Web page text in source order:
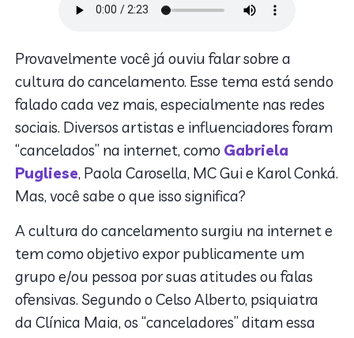
Provavelmente você já ouviu falar sobre a
cultura do cancelamento. Esse tema está sendo
falado cada vez mais, especialmente nas redes
sociais. Diversos artistas e influenciadores foram
“cancelados” na internet, como Gabriela
Pugliese, Paola Carosella, MC Gui e Karol Conká.
Mas, você sabe o que isso significa?
A cultura do cancelamento surgiu na internet e
tem como objetivo expor publicamente um
grupo e/ou pessoa por suas atitudes ou falas
ofensivas. Segundo o Celso Alberto, psiquiatra
da Clínica Maia, os “canceladores” ditam essa